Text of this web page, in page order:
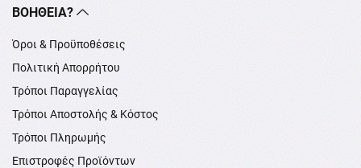
ΒΟΉΘΕΙΑ?
Όροι & Προϋποθέσεις
Πολιτική Απορρήτου
Τρόποι Παραγγελίας
Τρόποι Αποστολής & Κόστος
Τρόποι Πληρωμής
Επιστροφές Προϊόντων